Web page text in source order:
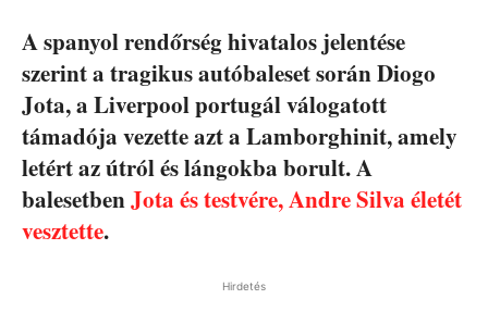
A spanyol rendőrség hivatalos jelentése
szerint a tragikus autóbaleset során Diogo
Jota, a Liverpool portugál válogatott
támadója vezette azt a Lamborghinit, amely
letért az útról és lángokba borult. A
balesetbenJota és testvére, Andre Silva életét
vesztette.
Hirdetés